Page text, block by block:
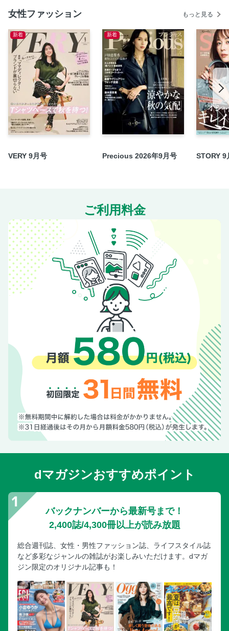
びは、誰と会うかが大事
5｜田村伸子さん 石けんショップ「ゆくりね」スタッフ／フ
ランスが大好き！ 「私なんて」という言葉を封印して、
「好き」をおしゃれと生き方の出発点に
6｜松本祥子さん「Deli どんぐり」主宰／シンプルだけど、
ちょっと少女ライク。ストライクゾーンを狭くしたら自分ら
しさが見えてきました
“白い靴”さえあればおしゃれに見える！
この春は、カジュアル服にひとさじの甘さと軽やかさを！／
「大人になったら、着たい服」公式通販
SHOP LIST
女性ファッション もっと見る
新着
VERY 9月号
新着
Precious 2026年9月号 STORY 9
ご利用料金
dマガジンおすすめポイント
バックナンバーから最新号まで！
2,400誌/4,300冊以上が読み放題
総合週刊誌、女性・男性ファッション誌、ライフスタイル誌
など多彩なジャンルの雑誌がお楽しみいただけます。dマガ
ジン限定のオリジナル記事も！